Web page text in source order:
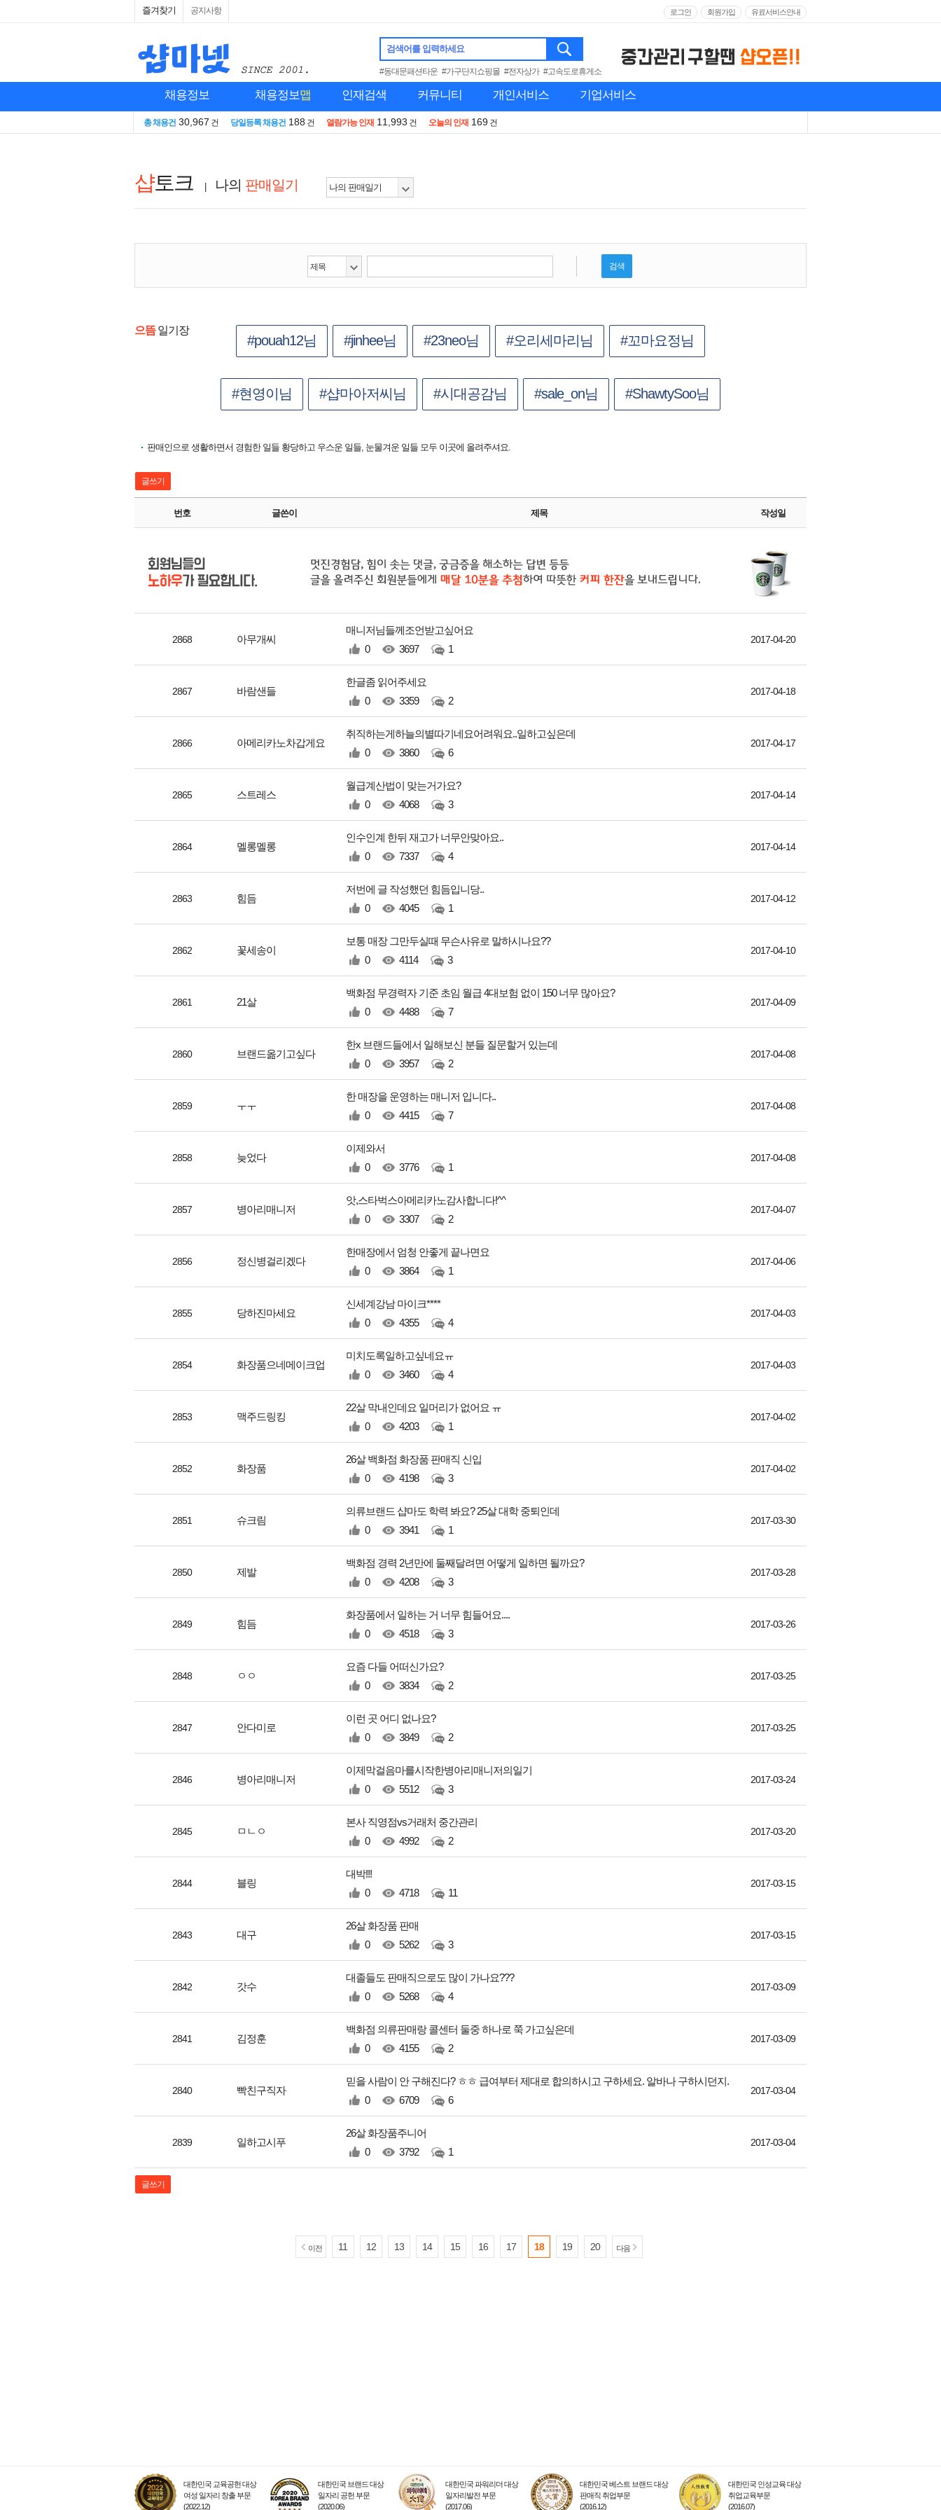
즐겨찾기 공지사항 로그인 회원가입 유료서비스안내
검색어를 입력하세요
#동대문패션타운 #가구단지쇼핑몰 #전자상가 #고속도로휴게소
채용정보 채용정보맵 인재검색 커뮤니티 개인서비스 기업서비스
총 채용건 30,967 건 당일등록 채용건 188 건 열람가능 인재 11,993 건 오늘의 인재 169 건
샵토크 나의 판매일기
검색
으뜸일기장
#pouah12님 #jinhee님 #23neo님 #오리세마리님 #꼬마요정님
#현영이님 #샵마아저씨님 #시대공감님 #sale_on님 #ShawtySoo님
판매인으로 생활하면서 경험한 일들 황당하고 우스운 일들, 눈물겨운 일들 모두 이곳에 올려주셔요.
글쓰기
번호 글쓴이 제목 작성일
2868 아무개씨
매니저님들께조언받고싶어요
0
3697 1
2017-04-20
2867 바람샌들
한글좀 읽어주세요
0
3359 2
2017-04-18
2866 아메리카노차갑게요
취직하는게하늘의별따기네요어려워요..일하고싶은데
0
3860 6
2017-04-17
2865 스트레스
월급계산법이 맞는거가요?
0
4068 3
2017-04-14
2864 멜롱멜롱
인수인계 한뒤 재고가 너무안맞아요..
0
7337 4
2017-04-14
2863 힘듬
저번에 글 작성했던 힘듬입니당..
0
4045 1
2017-04-12
2862 꽃세송이
보통 매장 그만두실때 무슨사유로 말하시나요??
0
4114 3
2017-04-10
2861 21살
백화점 무경력자 기준 초임 월급 4대보험 없이 150 너무 많아요?
0
4488 7
2017-04-09
2860 브랜드옮기고싶다
한x 브랜드들에서 일해보신 분들 질문할거 있는데
0
3957 2
2017-04-08
2859 ㅜㅜ
한 매장을 운영하는 매니저 입니다..
0
4415 7
2017-04-08
2858 늦었다
이제와서
0
3776 1
2017-04-08
2857 병아리매니저
앗,스타벅스아메리카노감사합니다!^^
0
3307 2
2017-04-07
2856 정신병걸리겠다
한매장에서 엄청 안좋게 끝나면요
0
3864 1
2017-04-06
2855 당하진마세요
신세계강남 마이크****
0
4355 4
2017-04-03
2854 화장품으네메이크업
미치도록일하고싶네요ㅠ
0
3460 4
2017-04-03
2853 맥주드링킹
22살 막내인데요 일머리가 없어요 ㅠ
0
4203 1
2017-04-02
2852 화장품
26살 백화점 화장품 판매직 신입
0
4198 3
2017-04-02
2851 슈크림
의류브랜드 샵마도 학력 봐요? 25살 대학 중퇴인데
0
3941 1
2017-03-30
2850 제발
백화점 경력 2년만에 둘째달려면 어떻게 일하면 될까요?
0
4208 3
2017-03-28
2849 힘듬
화장품에서 일하는 거 너무 힘들어요....
0
4518 3
2017-03-26
2848 ㅇㅇ
요즘 다들 어떠신가요?
0
3834 2
2017-03-25
2847 안다미로
이런 곳 어디 없나요?
0
3849 2
2017-03-25
2846 병아리매니저
이제막걸음마를시작한병아리매니저의일기
0
5512 3
2017-03-24
2845 ㅁㄴㅇ
본사 직영점vs거래처 중간관리
0
4992 2
2017-03-20
2844 블링
대박!!!
0
4718 11
2017-03-15
2843 대구
26살 화장품 판매
0
5262 3
2017-03-15
2842 갓수
대졸들도 판매직으로도 많이 가나요???
0
5268 4
2017-03-09
2841 김정훈
백화점 의류판매랑 콜센터 둘중 하나로 쭉 가고싶은데
0
4155 2
2017-03-09
2840 빡친구직자
믿을 사람이 안 구해진다? ㅎㅎ 급여부터 제대로 합의하시고 구하세요. 알바나 구하시던지.
0
6709 6
2017-03-04
2839 일하고시푸
26살 화장품주니어
0
3792 1
2017-03-04
글쓰기
이전 11 12 13 14 15 16 17 18 19 20 다음
대한민국 교육공헌 대상
여성 일자리 창출 부문
(2022.12)
대한민국 브랜드 대상
일자리 공헌 부문
(2020.06)
대한민국 파워리더 대상
일자리발전 부문
(2017.06)
대한민국 베스트 브랜드 대상
판매직 취업부문
(2016.12)
대한민국 인성교육 대상
취업교육부문
(2016.07)